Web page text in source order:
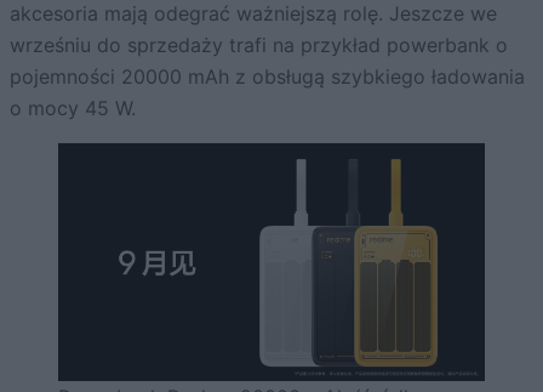
akcesoria mają odegrać ważniejszą rolę. Jeszcze we
wrześniu do sprzedaży trafi na przykład powerbank o
pojemności 20000 mAh z obsługą szybkiego ładowania
o mocy 45 W.